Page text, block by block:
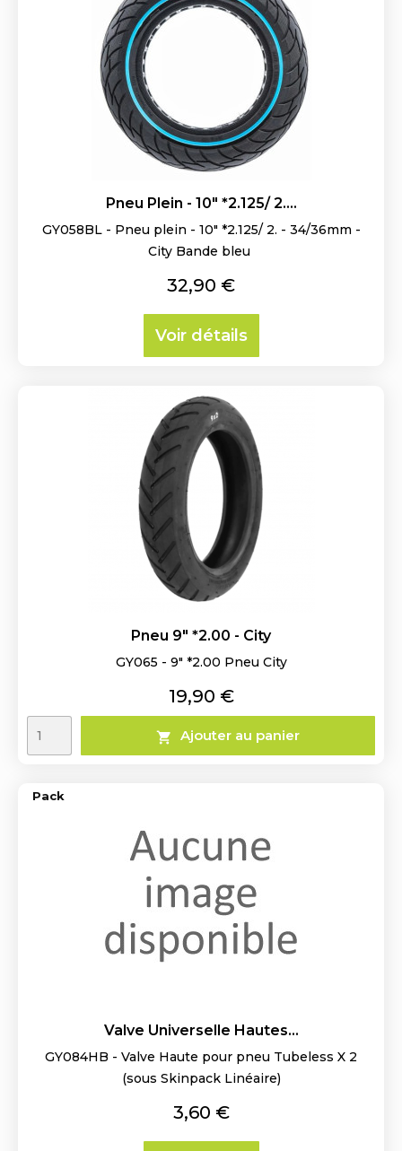
Pneu Plein - 10" *2.125/ 2....
GY058BL - Pneu plein - 10" *2.125/ 2. - 34/36mm -
City Bande bleu
Prix
32,90 €
Voir détails
Pneu 9" *2.00 - City
GY065 - 9" *2.00 Pneu City
Prix
19,90 €
 Ajouter au panier
Valve Universelle Hautes...
GY084HB - Valve Haute pour pneu Tubeless X 2
(sous Skinpack Linéaire)
Prix
3,60 €
Pack